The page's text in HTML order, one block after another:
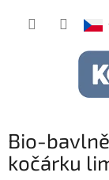
Bio-
kočárku